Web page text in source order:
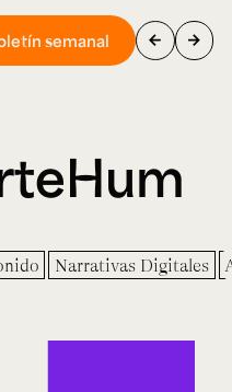
semanal arrow_back arrow_forward
Narrativas Digitales